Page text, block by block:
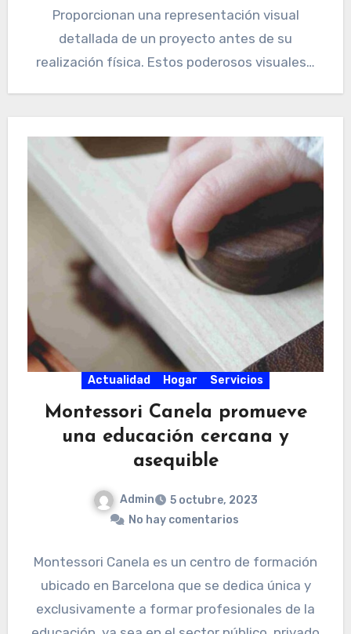
Proporcionan una representación visual
detallada de un proyecto antes de su
realización física. Estos poderosos visuales…
Actualidad Hogar Servicios
Montessori Canela promueve
una educación cercana y
asequible
Admin
5 octubre, 2023
No hay comentarios
Montessori Canela es un centro de formación
ubicado en Barcelona que se dedica única y
exclusivamente a formar profesionales de la